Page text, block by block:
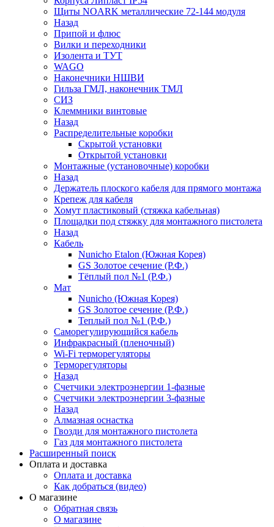
Щиты NOARK металлические 72-144 модуля
Назад
Припой и флюс
Вилки и переходники
Изолента и ТУТ
WAGO
Наконечники НШВИ
Гильза ГМЛ, наконечник ТМЛ
СИЗ
Клеммники винтовые
Назад
Распределительные коробки
Скрытой установки
Открытой установки
Монтажные (установочные) коробки
Назад
Держатель плоского кабеля для прямого монтажа
Крепеж для кабеля
Хомут пластиковый (стяжка кабельная)
Площадки под стяжку для монтажного пистолета
Назад
Кабель
Nunicho Etalon (Южная Корея)
GS Золотое сечение (Р.Ф.)
Тёплый пол №1 (Р.Ф.)
Мат
Nunicho (Южная Корея)
GS Золотое сечение (Р.Ф.)
Теплый пол №1 (Р.Ф.)
Саморегулирующийся кабель
Инфракрасный (пленочный)
Wi-Fi терморегуляторы
Терморегуляторы
Назад
Счетчики электроэнергии 1-фазные
Счетчики электроэнергии 3-фазные
Назад
Алмазная оснастка
Гвозди для монтажного пистолета
Газ для монтажного пистолета
Расширенный поиск
Оплата и доставка
Оплата и доставка
Как добраться (видео)
О магазине
Обратная связь
О магазине